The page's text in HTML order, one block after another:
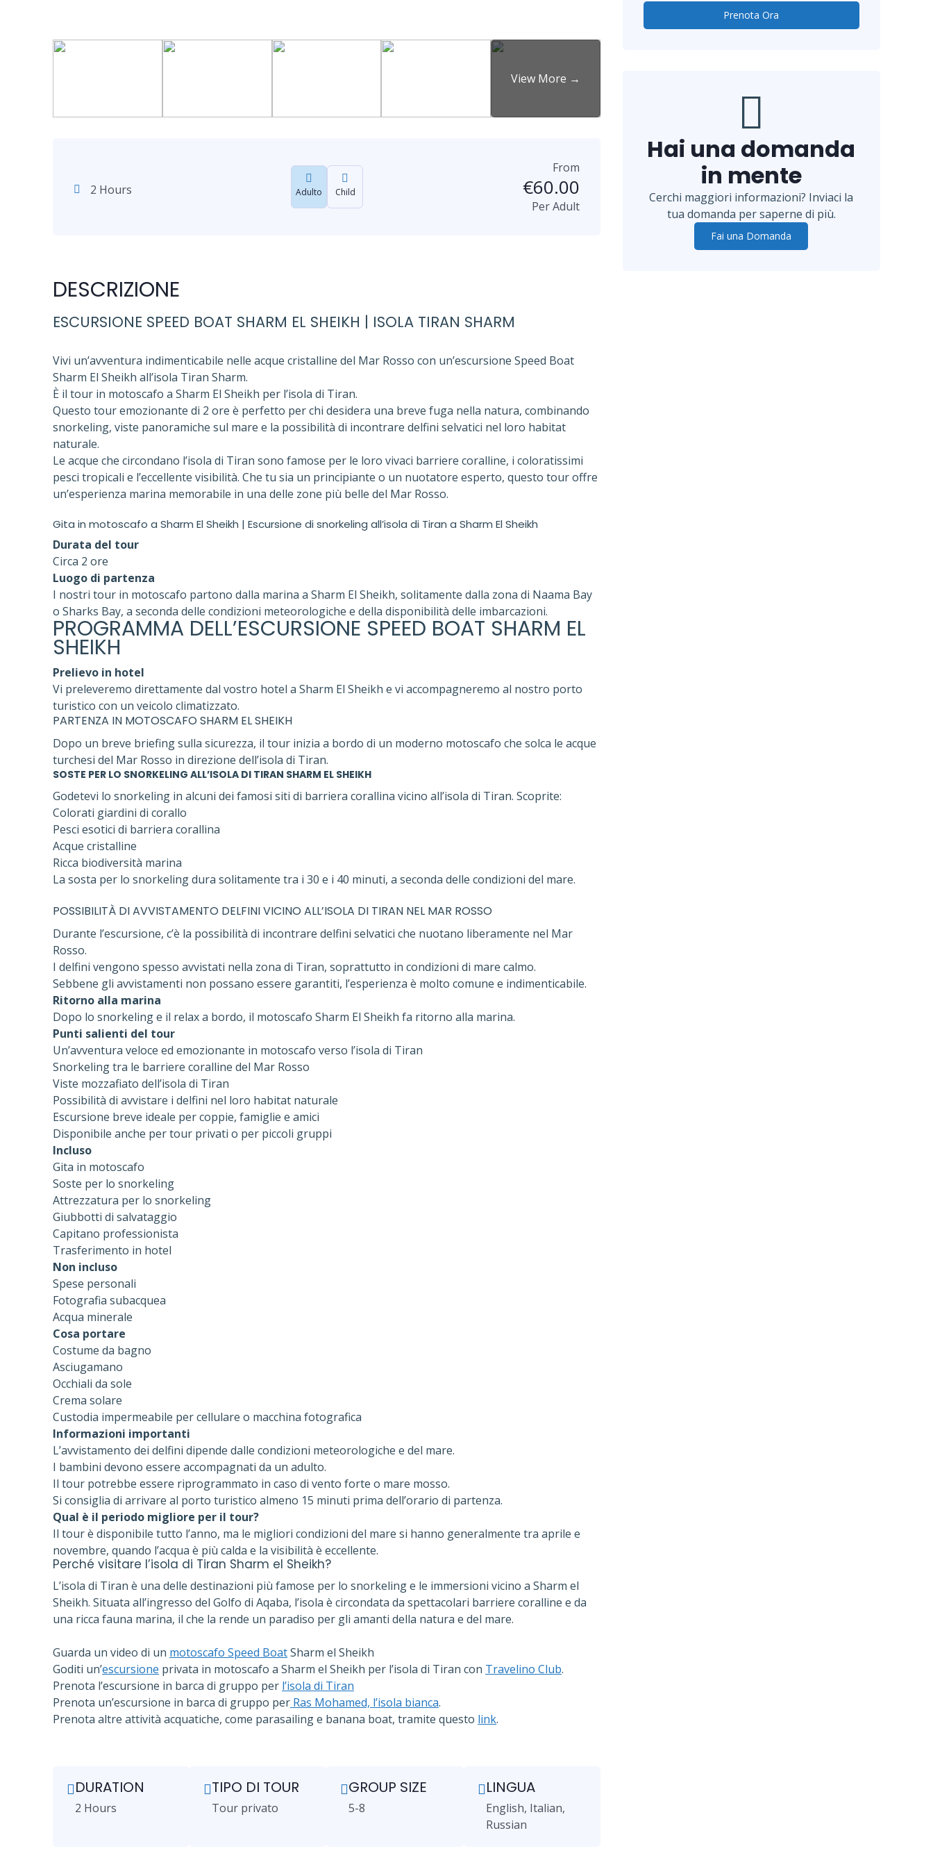
2 Hours Adulto Child
From
€60.00
Per Adult
DESCRIZIONE
ESCURSIONE SPEED BOAT SHARM EL SHEIKH | ISOLA TIRAN SHARM
Vivi un’avventura indimenticabile nelle acque cristalline del Mar Rosso con un’escursione Speed Boat
Sharm El Sheikh all’isola Tiran Sharm.
È il tour in motoscafo a Sharm El Sheikh per l’isola di Tiran.
Questo tour emozionante di 2 ore è perfetto per chi desidera una breve fuga nella natura, combinando
snorkeling, viste panoramiche sul mare e la possibilità di incontrare delfini selvatici nel loro habitat
naturale.
Le acque che circondano l’isola di Tiran sono famose per le loro vivaci barriere coralline, i coloratissimi
pesci tropicali e l’eccellente visibilità. Che tu sia un principiante o un nuotatore esperto, questo tour offre
un’esperienza marina memorabile in una delle zone più belle del Mar Rosso.
Gita in motoscafo a Sharm El Sheikh | Escursione di snorkeling all’isola di Tiran a Sharm El Sheikh
Durata del tour
Circa 2 ore
Luogo di partenza
I nostri tour in motoscafo partono dalla marina a Sharm El Sheikh, solitamente dalla zona di Naama Bay
o Sharks Bay, a seconda delle condizioni meteorologiche e della disponibilità delle imbarcazioni.
PROGRAMMA DELL’ESCURSIONE SPEED BOAT SHARM EL
SHEIKH
Prelievo in hotel
Vi preleveremo direttamente dal vostro hotel a Sharm El Sheikh e vi accompagneremo al nostro porto
turistico con un veicolo climatizzato.
PARTENZA IN MOTOSCAFO SHARM EL SHEIKH
Dopo un breve briefing sulla sicurezza, il tour inizia a bordo di un moderno motoscafo che solca le acque
turchesi del Mar Rosso in direzione dell’isola di Tiran.
SOSTE PER LO SNORKELING ALL’ISOLA DI TIRAN SHARM EL SHEIKH
Godetevi lo snorkeling in alcuni dei famosi siti di barriera corallina vicino all’isola di Tiran. Scoprite:
Colorati giardini di corallo
Pesci esotici di barriera corallina
Acque cristalline
Ricca biodiversità marina
La sosta per lo snorkeling dura solitamente tra i 30 e i 40 minuti, a seconda delle condizioni del mare.
POSSIBILITÀ DI AVVISTAMENTO DELFINI VICINO ALL’ISOLA DI TIRAN NEL MAR ROSSO
Durante l’escursione, c’è la possibilità di incontrare delfini selvatici che nuotano liberamente nel Mar
Rosso.
I delfini vengono spesso avvistati nella zona di Tiran, soprattutto in condizioni di mare calmo.
Sebbene gli avvistamenti non possano essere garantiti, l’esperienza è molto comune e indimenticabile.
Ritorno alla marina
Dopo lo snorkeling e il relax a bordo, il motoscafo Sharm El Sheikh fa ritorno alla marina.
Punti salienti del tour
Un’avventura veloce ed emozionante in motoscafo verso l’isola di Tiran
Snorkeling tra le barriere coralline del Mar Rosso
Viste mozzafiato dell’isola di Tiran
Possibilità di avvistare i delfini nel loro habitat naturale
Escursione breve ideale per coppie, famiglie e amici
Disponibile anche per tour privati ​​o per piccoli gruppi
Incluso
Gita in motoscafo
Soste per lo snorkeling
Attrezzatura per lo snorkeling
Giubbotti di salvataggio
Capitano professionista
Trasferimento in hotel
Non incluso
Spese personali
Fotografia subacquea
Acqua minerale
Cosa portare
Costume da bagno
Asciugamano
Occhiali da sole
Crema solare
Custodia impermeabile per cellulare o macchina fotografica
Informazioni importanti
L’avvistamento dei delfini dipende dalle condizioni meteorologiche e del mare.
I bambini devono essere accompagnati da un adulto.
Il tour potrebbe essere riprogrammato in caso di vento forte o mare mosso.
Si consiglia di arrivare al porto turistico almeno 15 minuti prima dell’orario di partenza.
Qual è il periodo migliore per il tour?
Il tour è disponibile tutto l’anno, ma le migliori condizioni del mare si hanno generalmente tra aprile e
novembre, quando l’acqua è più calda e la visibilità è eccellente.
Perché visitare l’isola di Tiran Sharm el Sheikh?
L’isola di Tiran è una delle destinazioni più famose per lo snorkeling e le immersioni vicino a Sharm el
Sheikh. Situata all’ingresso del Golfo di Aqaba, l’isola è circondata da spettacolari barriere coralline e da
una ricca fauna marina, il che la rende un paradiso per gli amanti della natura e del mare.
Guarda un video di un motoscafo Speed BoatSharm el Sheikh
Goditi un’escursione privata in motoscafo a Sharm el Sheikh per l’isola di Tiran con Travelino Club.
Prenota l’escursione in barca di gruppo per l’isola di Tiran
Prenota un’escursione in barca di gruppo per Ras Mohamed, l’isola bianca.
Prenota altre attività acquatiche, come parasailing e banana boat, tramite questo link.
DURATION
2 Hours
TIPO DI TOUR
Tour privato
GROUP SIZE
5-8
LINGUA
English, Italian,
Russian
Prenota Ora
Hai una domanda
in mente
Cerchi maggiori informazioni? Inviaci la
tua domanda per saperne di più.
Fai una Domanda